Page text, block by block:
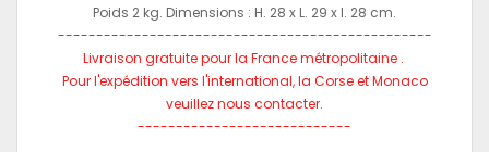
Poids 2 kg. Dimensions : H. 28 x L. 29 x l. 28 cm.
-------------------------------------------------
Livraison gratuite pour la France métropolitaine .
Pour l'expédition vers l'international,la Corse et Monaco
veuillez nous contacter.
----------------------------